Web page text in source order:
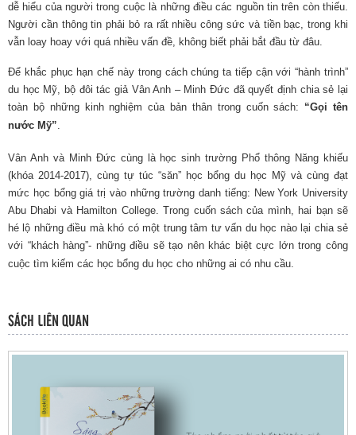
dễ hiểu của người trong cuộc là những điều các nguồn tin trên còn thiếu.
Người cần thông tin phải bỏ ra rất nhiều công sức và tiền bạc, trong khi
vẫn loay hoay với quá nhiều vấn đề, không biết phải bắt đầu từ đâu.
Để khắc phục hạn chế này trong cách chúng ta tiếp cận với “hành trình”
du học Mỹ, bộ đôi tác giả Vân Anh – Minh Đức đã quyết định chia sẻ lại
toàn bộ những kinh nghiệm của bản thân trong cuốn sách: “Gọi tên
nước Mỹ”.
Vân Anh và Minh Đức cùng là học sinh trường Phổ thông Năng khiếu
(khóa 2014-2017), cùng tự túc “săn” học bổng du học Mỹ và cùng đạt
mức học bổng giá trị vào những trường danh tiếng: New York University
Abu Dhabi và Hamilton College. Trong cuốn sách của mình, hai bạn sẽ
hé lộ những điều mà khó có một trung tâm tư vấn du học nào lại chia sẻ
với “khách hàng”- những điều sẽ tạo nên khác biệt cực lớn trong công
cuộc tìm kiếm các học bổng du học cho những ai có nhu cầu.
SÁCH LIÊN QUAN